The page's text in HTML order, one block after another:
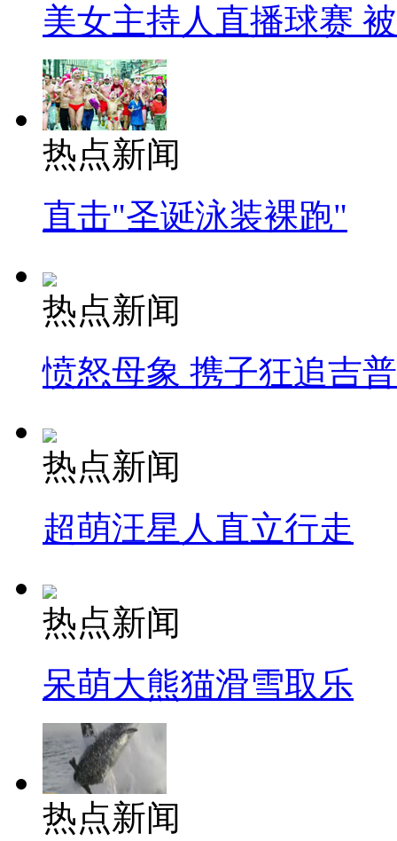
美女主持人直播球赛
热点新闻
直击"圣诞泳装裸跑"
热点新闻
愤怒母象 携子狂追吉
热点新闻
超萌汪星人直立行走
热点新闻
呆萌大熊猫滑雪取乐
热点新闻